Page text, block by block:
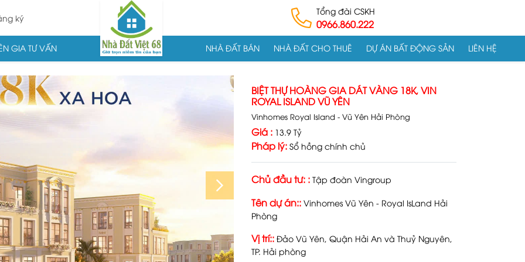
ký
Tổng đài CSKH
0966.860.222
GIA TƯ VẤN NHÀ ĐẤT BÁN NHÀ ĐẤT CHO THUÊ DỰ ÁN BẤT ĐỘNG SẢN LIÊN HỆ
BIỆT THỰ HOÀNG GIA DÁT VÀNG 18K, VIN
ROYAL ISLAND VŨ YÊN
Vinhomes Royal Island - Vũ Yên Hải Phòng
Giá : 13.9 Tỷ
Pháp lý: Sổ hồng chính chủ
Chủ đầu tư: : Tập đoàn Vingroup
Tên dự án:: Vinhomes Vũ Yên - Royal IsLand Hải
Phòng
Vị trí:: Đảo Vũ Yên, Quận Hải An và Thuỷ Nguyên,
TP. Hải phòng